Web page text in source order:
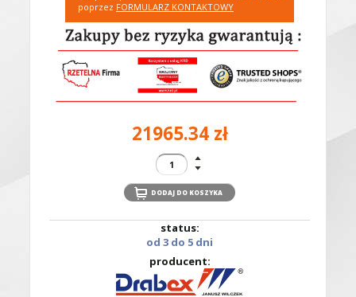
poprzez FORMULARZ KONTAKTOWY
21965.34 zł
status:
od 3 do 5 dni
producent: